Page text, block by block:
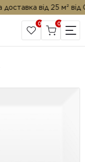
від 25 м² від
КОМПАНІЇ
0 0